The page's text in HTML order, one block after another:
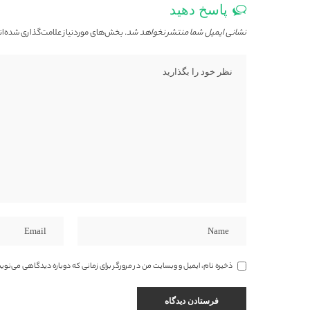
پاسخ دهید
نشانی ایمیل شما منتشر نخواهد شد.بخش‌های موردنیاز علامت‌گذاری
ذخیره نام، ایمیل و وبسایت من در مرورگر برای زمانی که دوباره دیدگاهی